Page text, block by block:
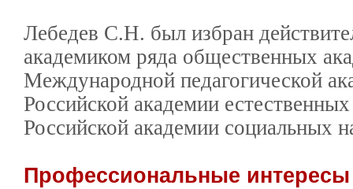
Лебедев С.Н. был избран
академиком ряда общественных
Международной педагогической
Российской академии
Российской академии социальных
Профессиональные